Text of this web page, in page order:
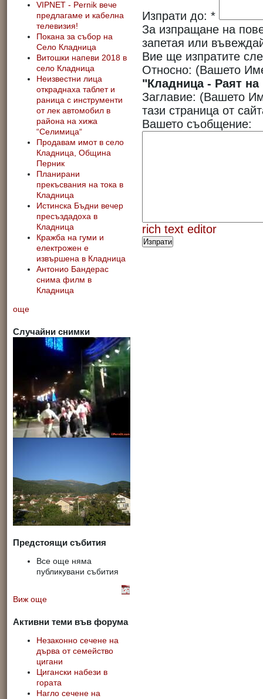
VIPNET - Pernik вече
предлагаме и кабелна
телевизия!
Покана за събор на
Село Кладница
Витошки напеви 2018 в
село Кладница
Неизвестни лица
откраднаха таблет и
раница с инструменти
от лек автомобил в
района на хижа
“Селимица“
Продавам имот в село
Кладница, Община
Перник
Планирани
прекъсвания на тока в
Кладница
Истинска Бъдни вечер
пресъздадоха в
Кладница
Кражба на гуми и
електрожен е
извършена в Кладница
Антонио Бандерас
снима филм в
Кладница
още
Случайни снимки
Предстоящи събития
Все още няма
публикувани събития
Виж още
Активни теми във форума
Незаконно сечене на
дърва от семейство
цигани
Цигански набези в
гората
Нагло сечене на
Изпрати до: *
За изпращане на
запетая или
Вие ще изпратите
Относно: (Вашето
"Кладница - Раят
Заглавие: (Вашето
тази страница от
Вашето съобщение:
rich text editor